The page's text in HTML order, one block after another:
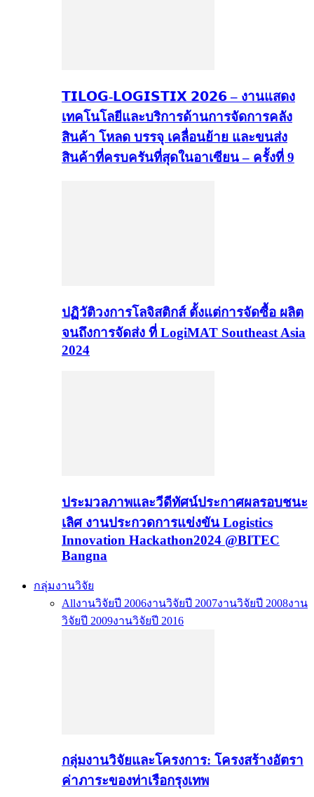
𝗧𝗜𝗟𝗢𝗚-𝗟𝗢𝗚𝗜𝗦𝗧𝗜𝗫 𝟮𝟬𝟮𝟲 – งานแสดง
เทคโนโลยีและบริการด้านการจัดการคลัง
สินค้า โหลด บรรจุ เคลื่อนย้าย และขนส่ง
สินค้าที่ครบครันที่สุดในอาเซียน – ครั้งที่ 9
ปฏิวัติวงการโลจิสติกส์ ตั้งแต่การจัดซื้อ ผลิต
จนถึงการจัดส่ง ที่ LogiMAT Southeast Asia
2024
ประมวลภาพและวีดีทัศน์ประกาศผลรอบชนะ
เลิศ งานประกวดการแข่งขัน Logistics
Innovation Hackathon2024 @BITEC
Bangna
กลุ่มงานวิจัย
Allงานวิจัยปี 2006งานวิจัยปี 2007งานวิจัยปี 2008งาน
วิจัยปี 2009งานวิจัยปี 2016
กลุ่มงานวิจัยและโครงการ: โครงสร้างอัตรา
ค่าภาระของท่าเรือกรุงเทพ